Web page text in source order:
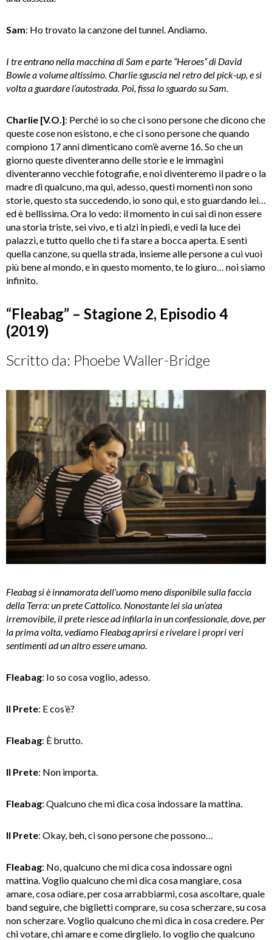
Sam: Ho trovato la canzone del tunnel. Andiamo.
I tre entrano nella macchina di Sam e parte “Heroes” di David
Bowie a volume altissimo. Charlie sguscia nel retro del pick-up, e si
volta a guardare l’autostrada. Poi, fissa lo sguardo su Sam.
Charlie [V.O.]: Perché io so che ci sono persone che dicono che
queste cose non esistono, e che ci sono persone che quando
compiono 17 anni dimenticano com’è averne 16. So che un
giorno queste diventeranno delle storie e le immagini
diventeranno vecchie fotografie, e noi diventeremo il padre o la
madre di qualcuno, ma qui, adesso, questi momenti non sono
storie, questo sta succedendo, io sono qui, e sto guardando lei…
ed è bellissima. Ora lo vedo: il momento in cui sai di non essere
una storia triste, sei vivo, e ti alzi in piedi, e vedi la luce dei
palazzi, e tutto quello che ti fa stare a bocca aperta. E senti
quella canzone, su quella strada, insieme alle persone a cui vuoi
più bene al mondo, e in questo momento, te lo giuro… noi siamo
infinito.
“Fleabag” – Stagione 2, Episodio 4
(2019)
Scritto da: Phoebe Waller-Bridge
Fleabag si è innamorata dell’uomo meno disponibile sulla faccia
della Terra: un prete Cattolico. Nonostante lei sia un’atea
irremovibile, il prete riesce ad infilarla in un confessionale, dove, per
la prima volta, vediamo Fleabag aprirsi e rivelare i propri veri
sentimenti ad un altro essere umano.
Fleabag: Io so cosa voglio, adesso.
Il Prete: E cos’è?
Fleabag: È brutto.
Il Prete: Non importa.
Fleabag: Qualcuno che mi dica cosa indossare la mattina.
Il Prete: Okay, beh, ci sono persone che possono…
Fleabag: No, qualcuno che mi dica cosa indossare ogni
mattina. Voglio qualcuno che mi dica cosa mangiare, cosa
amare, cosa odiare, per cosa arrabbiarmi, cosa ascoltare, quale
band seguire, che biglietti comprare, su cosa scherzare, su cosa
non scherzare. Voglio qualcuno che mi dica in cosa credere. Per
chi votare, chi amare e come dirglielo. Io voglio che qualcuno